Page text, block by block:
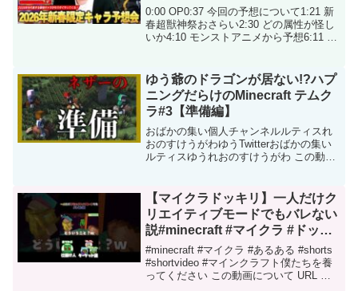
ない！〇属性はほぼ確定、今回は
2体実装・MVイラストもありそ
う！？『新春超獣神祭限定キャ
0:00 OP0:37 今回の予想について1:21 新
春超獣神祭おさらい2:30 どの属性が怪し
いか4:10 モンストアニメから予想6:11 お
れ...
ゆう爺のドラゴンが居ない!?ハプ
ニングだらけのMinecraft テムク
ラ#3【準備編】
おばかの集い個人チャンネルルティスれ
おのすけうがわゆうTwitterおばかの集い
ルティスゆうれおのすけうがわ この動画
【マイクラドッキリ】一人だけク
リエイティブモードでもバレない
説#minecraft #マイクラ #ドッキ
リ #shorts #short #マインクラフ
ト
#minecraft #マイクラ #あるある #shorts
#shortvideo #マインクラフト僕たちを養
ってください この動画について URL 動